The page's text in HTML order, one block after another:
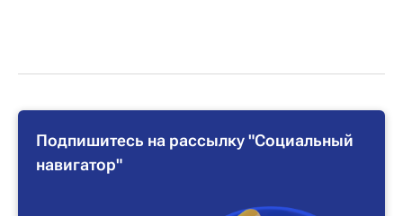
Подпишитесь на рассылку "Социальный
навигатор"